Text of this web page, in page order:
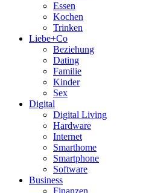
Essen
Kochen
Trinken
Liebe+Co
Beziehung
Dating
Familie
Kinder
Sex
Digital
Digital Living
Hardware
Internet
Smarthome
Smartphone
Software
Business
Finanzen